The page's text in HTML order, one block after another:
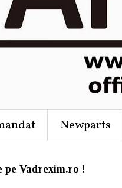
Newparts
Vadrexim.ro !